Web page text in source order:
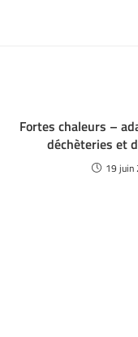
Fortes chaleurs –
déchèteries et
19 juin